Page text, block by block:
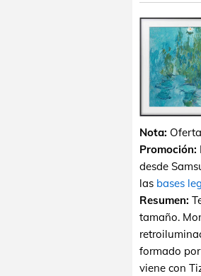
Nota:
Promoción:
desde
las bases
Resumen:
tamaño.
formado
viene con